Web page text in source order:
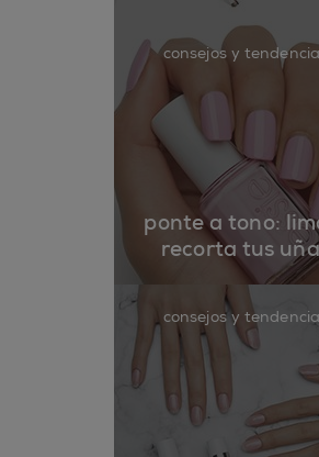
consejos y
ponte a tono:
recorta tus
consejos y